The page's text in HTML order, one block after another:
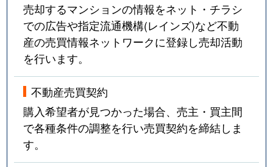
武庫山
4,600万円 宝塚南口
徒歩6
武庫山
3,400万円 宝塚南口
徒歩6
売布
2,600万円
売布
3,600万円 売布神社
徒歩8
売布
2,700万円 売布神社
徒歩6
売却するマンションの情報をネット・チラシ
での広告や指定流通機構(レインズ)など不動
産の売買情報ネットワークに登録し売却活動
を行います。
不動産売買契約
購入希望者が見つかった場合、売主・買主間
で各種条件の調整を行い売買契約を締結しま
す。